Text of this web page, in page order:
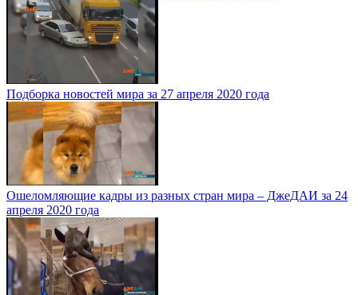
Подборка новостей мира за 27 апреля 2020 года
Ошеломляющие кадры из разных стран мира – ДжеДАИ за 24
апреля 2020 года